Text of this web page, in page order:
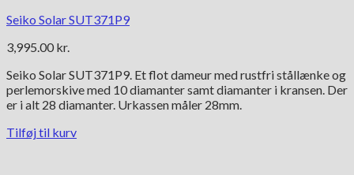
Seiko Solar SUT371P9
3,995.00 kr.
Seiko Solar SUT371P9. Et flot dameur med rustfri stållænke og
perlemorskive med 10 diamanter samt diamanter i kransen. Der
er i alt 28 diamanter. Urkassen måler 28mm.
Tilføj til kurv